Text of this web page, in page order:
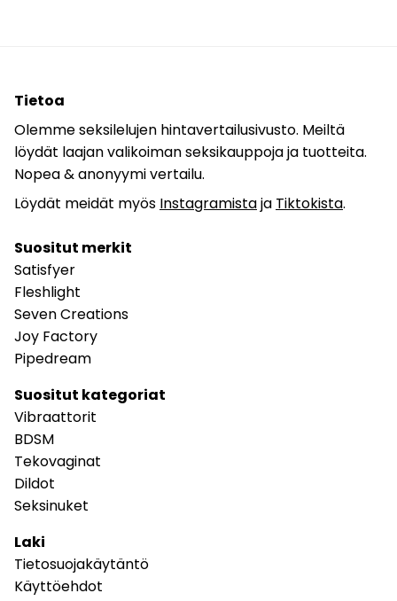
Tietoa
Olemme seksilelujen hintavertailusivusto. Meiltä
löydät laajan valikoiman seksikauppoja ja tuotteita.
Nopea & anonyymi vertailu.
Löydät meidät myös Instagramistaja Tiktokista.
Suositut merkit
Satisfyer
Fleshlight
Seven Creations
Joy Factory
Pipedream
Suositut kategoriat
Vibraattorit
BDSM
Tekovaginat
Dildot
Seksinuket
Laki
Tietosuojakäytäntö
Käyttöehdot